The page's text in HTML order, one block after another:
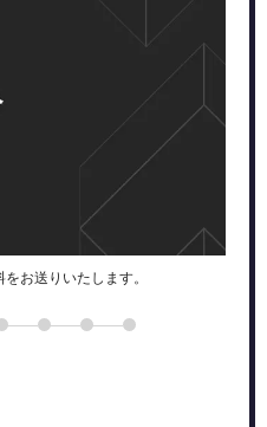
お送りいたします。